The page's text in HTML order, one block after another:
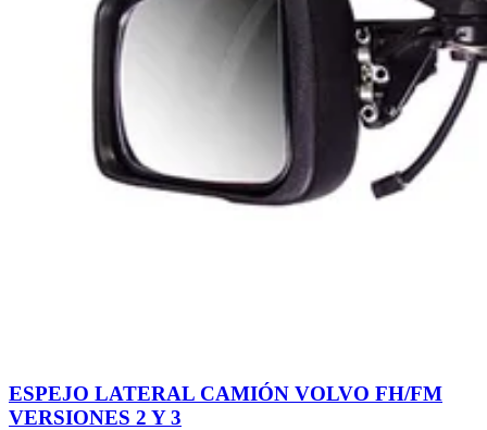
ESPEJO LATERAL CAMIÓN VOLVO FH/FM
VERSIONES 2 Y 3